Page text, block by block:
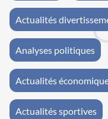
Actualités
Analyses politiques
Actualités
Actualités sportives